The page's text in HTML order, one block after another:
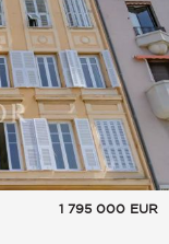
1 795 000 EUR